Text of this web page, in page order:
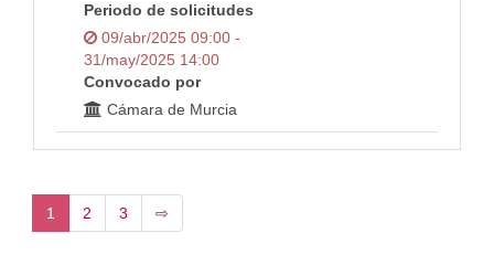
Periodo de solicitudes
09/abr/2025 09:00 -
31/may/2025 14:00
Convocado por
Cámara de Murcia
1 2 3 ⇨